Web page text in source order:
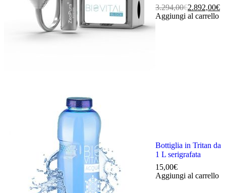
3.294,00€
Il
prezzo
originale
2.892,00€
Il
prezzo
attuale
Aggiungi al carrello
Bottiglia in Tritan da
1 L serigrafata
15,00€
Aggiungi al carrello